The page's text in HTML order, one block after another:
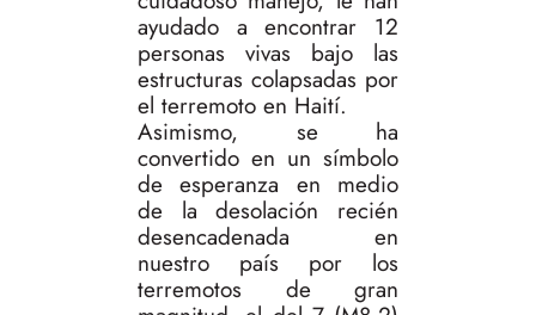
ayudado a encontrar 12
personas vivas bajo las
estructuras colapsadas por
el terremoto en Haití.
Asimismo, se ha
convertido en un símbolo
de esperanza en medio
de la desolación recién
desencadenada en
nuestro país por los
terremotos de gran